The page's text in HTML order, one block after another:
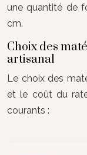
une quantité de
cm.
Choix des
artisanal
Le choix des
et le coût du
courants :